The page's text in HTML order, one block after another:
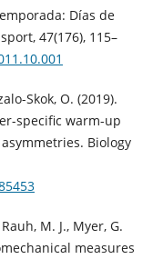
Días de
47(176), 115–
Skok, O. (2019).
specific warm-up
Biology
M. J., Myer, G.
measures